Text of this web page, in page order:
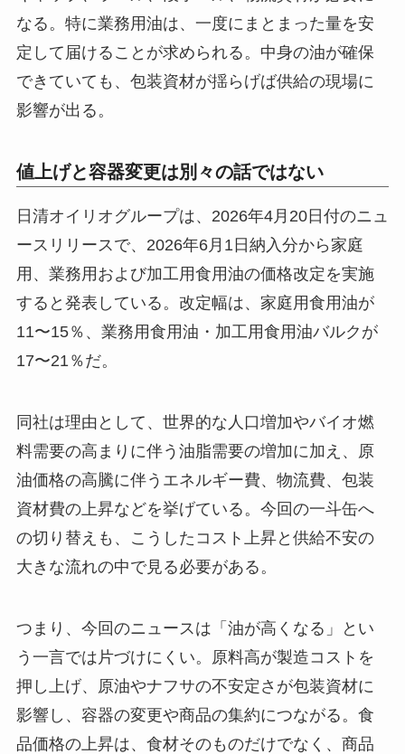
なる。特に業務用油は、一度にまとまった量を安
定して届けることが求められる。中身の油が確保
できていても、包装資材が揺らげば供給の現場に
影響が出る。
値上げと容器変更は別々の話ではない
日清オイリオグループは、2026年4月20日付のニュ
ースリリースで、2026年6月1日納入分から家庭
用、業務用および加工用食用油の価格改定を実施
すると発表している。改定幅は、家庭用食用油が
11〜15％、業務用食用油・加工用食用油バルクが
17〜21％だ。
同社は理由として、世界的な人口増加やバイオ燃
料需要の高まりに伴う油脂需要の増加に加え、原
油価格の高騰に伴うエネルギー費、物流費、包装
資材費の上昇などを挙げている。今回の一斗缶へ
の切り替えも、こうしたコスト上昇と供給不安の
大きな流れの中で見る必要がある。
つまり、今回のニュースは「油が高くなる」とい
う一言では片づけにくい。原料高が製造コストを
押し上げ、原油やナフサの不安定さが包装資材に
影響し、容器の変更や商品の集約につながる。食
品価格の上昇は、食材そのものだけでなく、商品